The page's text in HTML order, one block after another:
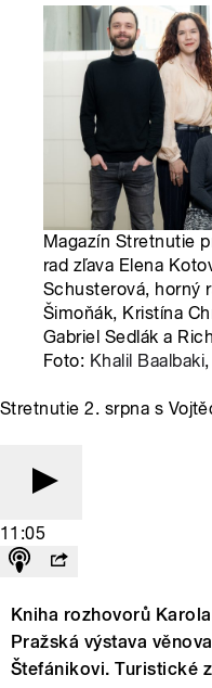
Magazín Stretnutie
rad zľava Elena
Schusterová, horný
Šimoňák, Kristína
Gabriel Sedlák a
Foto: Khalil Baalbaki
Stretnutie 2. srpna s
11:05
Kniha rozhovorů
Pražská výstava
Štefánikovi. Turistické